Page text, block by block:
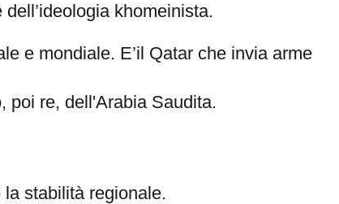
khomeinista.
e mondiale. E’il Qatar che invia arme
poi re, dell'Arabia Saudita.
stabilità regionale.